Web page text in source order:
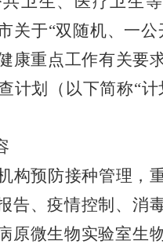
关于“双随机、一
康重点工作有关要
计划（以下简称“
构预防接种管理，
告、疫情控制、消
原微生物实验室生